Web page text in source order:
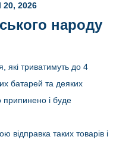
20, 2026
народу
які триватимуть до 4
батарей та деяких
і буде
відправка таких товарів і